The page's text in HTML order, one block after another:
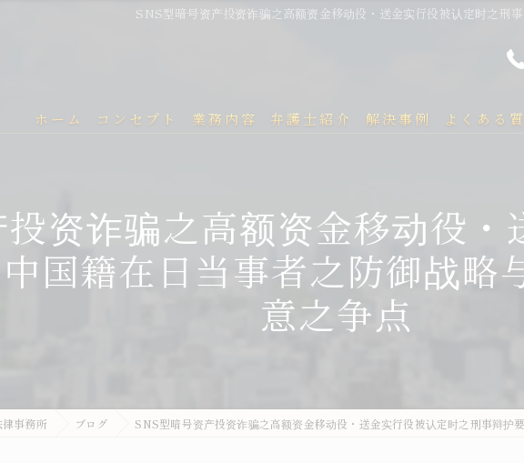
SNS型暗号资产投资诈骗之高额资金移动役・送金实行役被认定时之刑
ホーム コンセプト 業務内容 弁護士紹介 解決事例 よくある
投资诈骗之高额资金移动役
国籍在日当事者之防御战略
意之争点
事務所 ブログ SNS型暗号资产投资诈骗之高额资金移动役・送金实行役被认定时之刑事辩